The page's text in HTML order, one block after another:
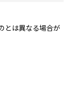
とは異なる場合が